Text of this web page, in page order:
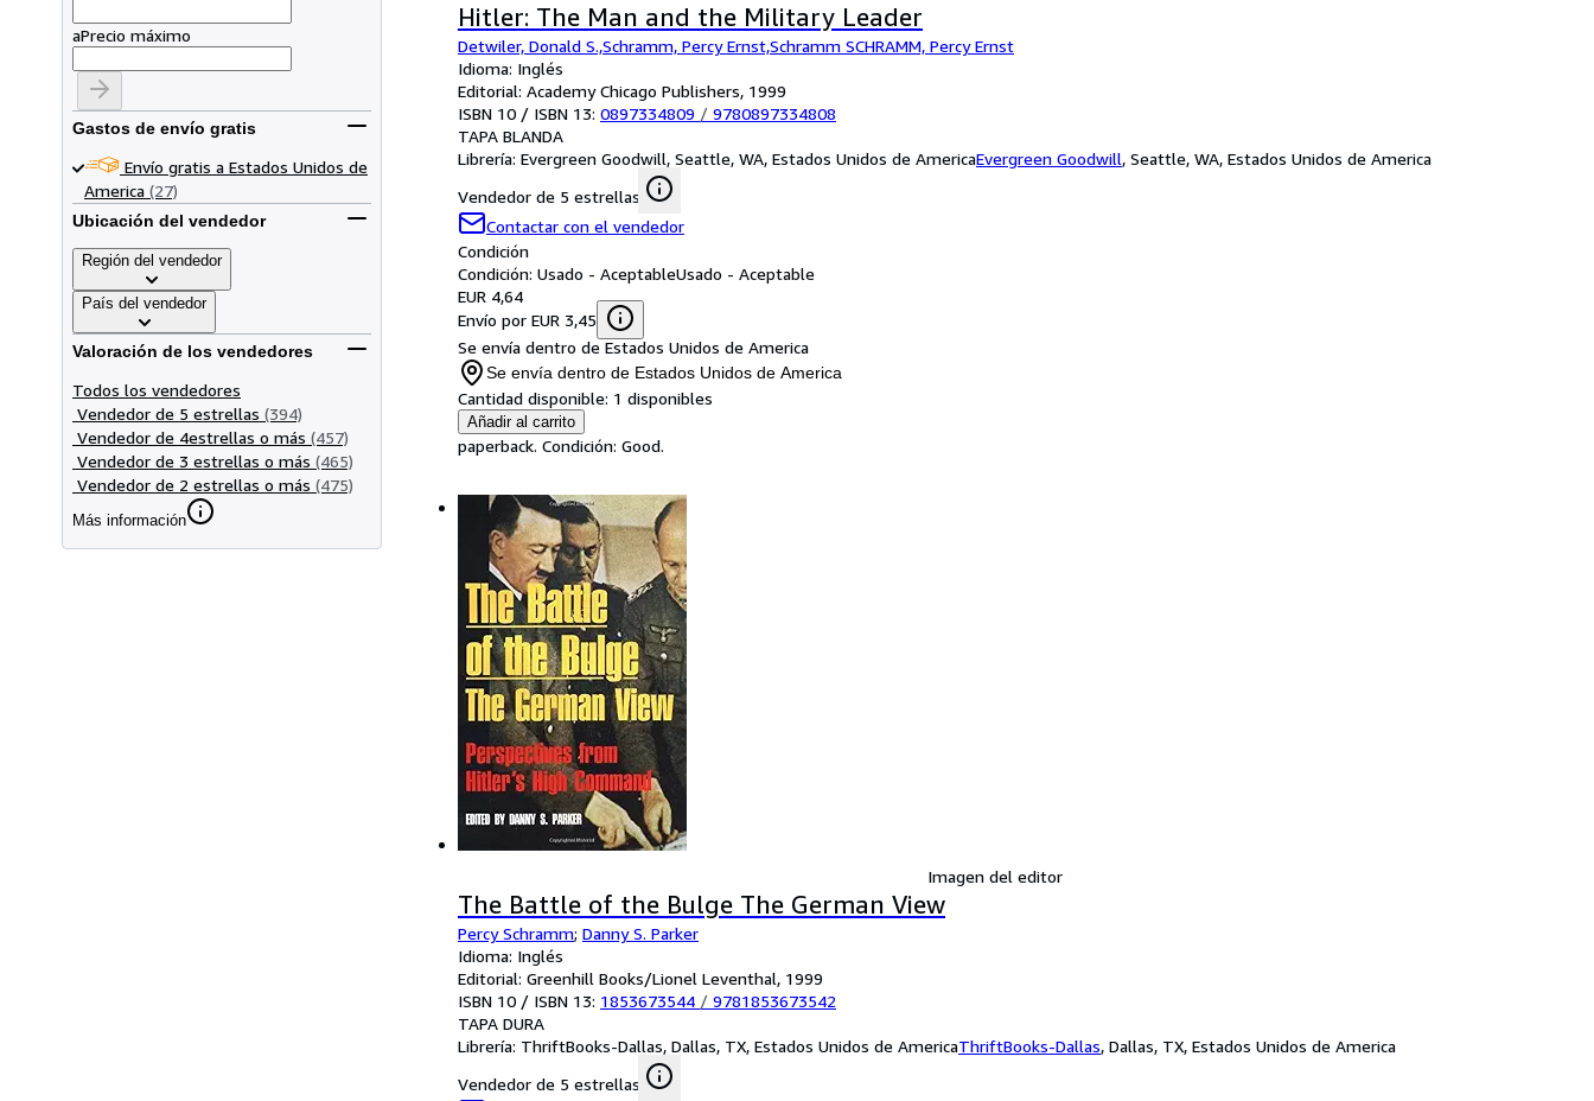
aPrecio máximo
Gastos de envío gratis
Envío gratis a Estados Unidos de
America (27)
Ubicación del vendedor
Región del vendedor
País del vendedor
Valoración de los vendedores
Todos los vendedores
Vendedor de 5 estrellas (394)
Vendedor de 4estrellas o más (457)
Vendedor de 3 estrellas o más (465)
Vendedor de 2 estrellas o más (475)
Más información
Hitler: The Man and the Military Leader
Detwiler, Donald S.,Schramm, Percy Ernst,Schramm SCHRAMM, Percy Ernst
Idioma: Inglés
Editorial: Academy Chicago Publishers, 1999
ISBN 10 / ISBN 13: 0897334809 / 9780897334808
TAPA BLANDA
Librería: Evergreen Goodwill, Seattle, WA, Estados Unidos de AmericaEvergreen Goodwill, Seattle, WA, Estados Unidos de America
Vendedor de 5 estrellas
Contactar con el vendedor
Condición
Condición: Usado - AceptableUsado - Aceptable
EUR 4,64
Envío por EUR 3,45
Se envía dentro de Estados Unidos de America
Se envía dentro de Estados Unidos de America
Cantidad disponible: 1 disponibles
Añadir al carrito
paperback. Condición: Good.
Imagen del editor
The Battle of the Bulge The German View
Percy Schramm; Danny S. Parker
Idioma: Inglés
Editorial: Greenhill Books/Lionel Leventhal, 1999
ISBN 10 / ISBN 13: 1853673544 / 9781853673542
TAPA DURA
Librería: ThriftBooks-Dallas, Dallas, TX, Estados Unidos de AmericaThriftBooks-Dallas, Dallas, TX, Estados Unidos de America
Vendedor de 5 estrellas